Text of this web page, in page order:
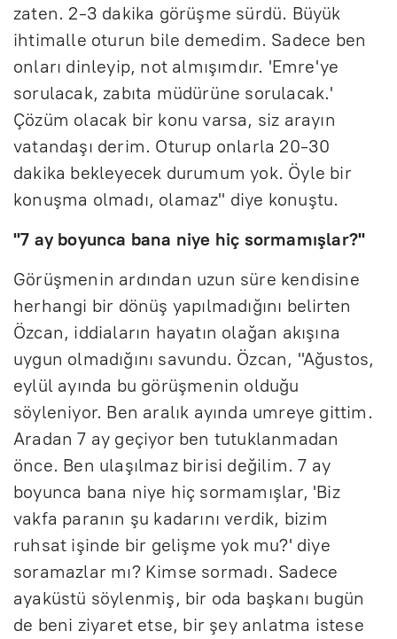
zaten. 2-3 dakika görüşme sürdü. Büyük
ihtimalle oturun bile demedim. Sadece ben
onları dinleyip, not almışımdır. 'Emre'ye
sorulacak, zabıta müdürüne sorulacak.'
Çözüm olacak bir konu varsa, siz arayın
vatandaşı derim. Oturup onlarla 20-30
dakika bekleyecek durumum yok. Öyle bir
konuşma olmadı, olamaz" diye konuştu.
"7 ay boyunca bana niye hiç sormamışlar?"
Görüşmenin ardından uzun süre kendisine
herhangi bir dönüş yapılmadığını belirten
Özcan, iddiaların hayatın olağan akışına
uygun olmadığını savundu. Özcan, "Ağustos,
eylül ayında bu görüşmenin olduğu
söyleniyor. Ben aralık ayında umreye gittim.
Aradan 7 ay geçiyor ben tutuklanmadan
önce. Ben ulaşılmaz birisi değilim. 7 ay
boyunca bana niye hiç sormamışlar, 'Biz
vakfa paranın şu kadarını verdik, bizim
ruhsat işinde bir gelişme yok mu?' diye
soramazlar mı? Kimse sormadı. Sadece
ayaküstü söylenmiş, bir oda başkanı bugün
de beni ziyaret etse, bir şey anlatma istese